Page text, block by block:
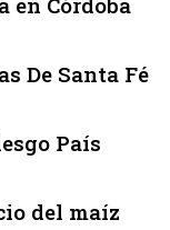
De Santa Fé
País
del maíz